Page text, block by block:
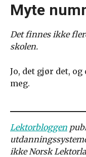
Myte
Det finnes ikke
skolen.
Jo, det gjør det,
meg.
Lektorbloggen
ikke Norsk